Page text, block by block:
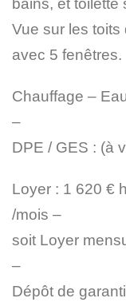
bains, et toilette
Vue sur les toits
avec 5 fenêtres.
Chauffage –
–
DPE / GES : (à
Loyer : 1 620 €
/mois –
soit Loyer
–
Dépôt de